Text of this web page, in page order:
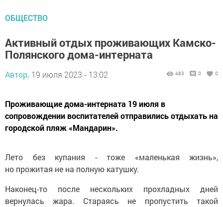
ОБЩЕСТВО
Активный отдых проживающих Камско-
Полянского дома-интерната
Автор, 19 июля 2023 - 13:02 483 0 0
Проживающие дома-интерната 19 июля в
сопровождении воспитателей отправились отдыхать на
городской пляж «Мандарин».
Лето без купания - тоже «маленькая жизнь»,
но прожитая не на полную катушку.
Наконец-то после нескольких прохладных дней
вернулась жара. Стараясь не пропустить такой